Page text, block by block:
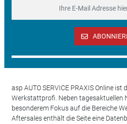
asp AUTO SERVICE PRAXIS Online
Werkstattprofi. Neben tagesaktuellen
besonderem Fokus auf die Bereiche
Aftersales enthält die Seite eine